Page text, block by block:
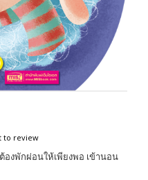
to review
งพักผ่อนให้เพียงพอ เข้านอน